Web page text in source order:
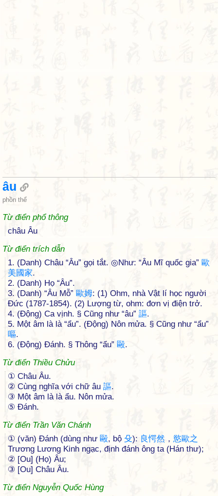
âu
phồn thể
Từ điển phổ thông
châu Âu
Từ điển trích dẫn
1. (Danh) Châu “Âu” gọi tắt. ◎Như: “Âu Mĩ quốc gia” 歐
美國家.
2. (Danh) Họ “Âu”.
3. (Danh) “Âu Mỗ” 歐姆: (1) Ohm, nhà Vật lí học người
Đức (1787-1854). (2) Lượng từ, ohm: đơn vị điện trở.
4. (Động) Ca vịnh. § Cũng như “âu” 謳.
5. Một âm là là “ẩu”. (Động) Nôn mửa. § Cũng như “ẩu”
嘔.
6. (Động) Đánh. § Thông “ẩu” 毆.
Từ điển Thiều Chửu
① Châu Âu.
② Cùng nghĩa với chữ âu 謳.
③ Một âm là là ẩu. Nôn mửa.
⑤ Ðánh.
Từ điển Trần Văn Chánh
① (văn) Đánh (dùng như 毆, bộ 殳): 良愕然 ， 慾歐之
Trương Lương Kinh ngạc, định đánh ông ta (Hán thư);
② [Ou] (Họ) Âu;
③ [Ou] Châu Âu.
Từ điển Nguyễn Quốc Hùng